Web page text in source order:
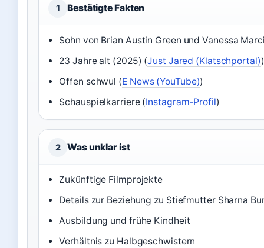
1 Bestätigte Fakten
Sohn von Brian Austin Green und Vanessa
23 Jahre alt (2025) (Just Jared (Klatschportal))
Offen schwul (E News (YouTube))
Schauspielkarriere (Instagram-Profil)
2 Was unklar ist
Zukünftige Filmprojekte
Details zur Beziehung zu Stiefmutter Sharna
Ausbildung und frühe Kindheit
Verhältnis zu Halbgeschwistern